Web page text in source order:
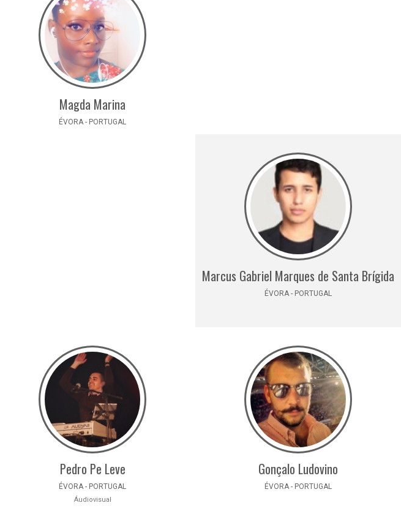
Magda Marina
ÉVORA - PORTUGAL
Marcus Gabriel Marques de Santa Brígida
ÉVORA - PORTUGAL
Pedro Pe Leve
ÉVORA - PORTUGAL
Áudiovisual
Gonçalo Ludovino
ÉVORA - PORTUGAL